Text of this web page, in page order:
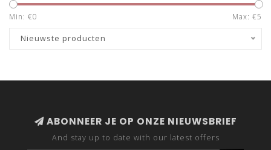
Min: €0 Max: €5
Nieuwste producten
ABONNEER JE OP ONZE NIEUWSBRIEF
And stay up to date with our latest offers